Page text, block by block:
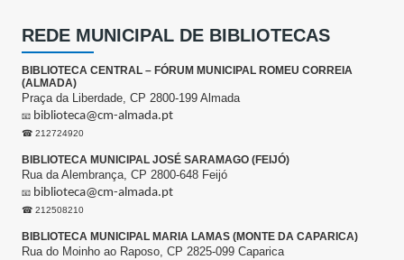
REDE MUNICIPAL DE BIBLIOTECAS
BIBLIOTECA CENTRAL – FÓRUM MUNICIPAL ROMEU CORREIA
(ALMADA)
Praça da Liberdade, CP 2800-199 Almada
📧 biblioteca@cm-almada.pt
☎ 212724920
BIBLIOTECA MUNICIPAL JOSÉ SARAMAGO (FEIJÓ)
Rua da Alembrança, CP 2800-648 Feijó
📧 biblioteca@cm-almada.pt
☎ 212508210
BIBLIOTECA MUNICIPAL MARIA LAMAS (MONTE DA CAPARICA)
Rua do Moinho ao Raposo, CP 2825-099 Caparica